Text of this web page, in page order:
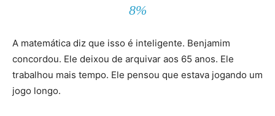
8%
A matemática diz que isso é inteligente. Benjamim
concordou. Ele deixou de arquivar aos 65 anos. Ele
trabalhou mais tempo. Ele pensou que estava jogando um
jogo longo.